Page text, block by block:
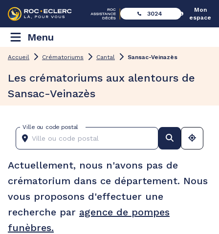
3024
Mon
espace
Menu
Accueil Crématoriums Cantal Sansac-Veinazès
Les crématoriums aux alentours de
Sansac-Veinazès
Ville ou code postal
Actuellement, nous n'avons pas de
crématorium dans ce département. Nous
vous proposons d'effectuer une
recherche par agence de pompes
funèbres.